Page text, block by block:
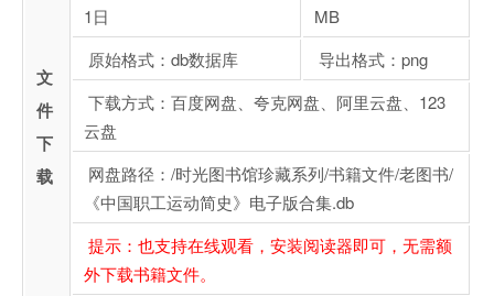
文
件
下
载
1日
MB
原始格式：db数据库
导出格式：png
下载方式：百度网盘、夸克网盘、阿里云盘、123
云盘
网盘路径：/时光图书馆珍藏系列/书籍文件/老图书/
《中国职工运动简史》电子版合集.db
提示：也支持在线观看，安装阅读器即可，无需额
外下载书籍文件。